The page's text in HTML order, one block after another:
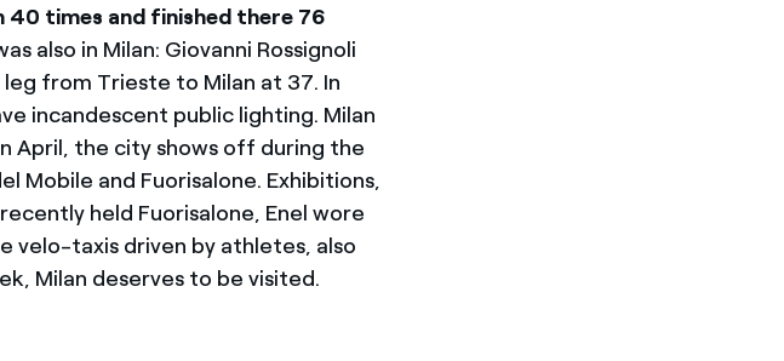
times and finished there 76
also in Milan: Giovanni Rossignoli
from Trieste to Milan at 37. In
incandescent public lighting. Milan
April, the city shows off during the
Mobile and Fuorisalone. Exhibitions,
held Fuorisalone, Enel wore
velo-taxis driven by athletes, also
Milan deserves to be visited.